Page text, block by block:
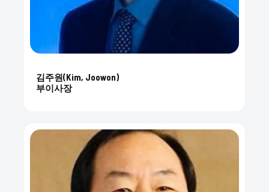
김주원(Kim, Joowon)
부이사장